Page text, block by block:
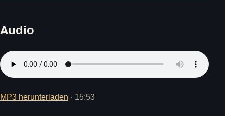
Audio
MP3 herunterladen · 15:53